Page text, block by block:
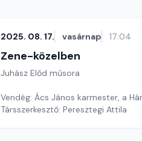
2025. 08. 17. vasárnap 17:04
Zene-közelben
Juhász Előd műsora
Vendég: Ács János karmester, a
Társszerkesztő: Peresztegi Attila